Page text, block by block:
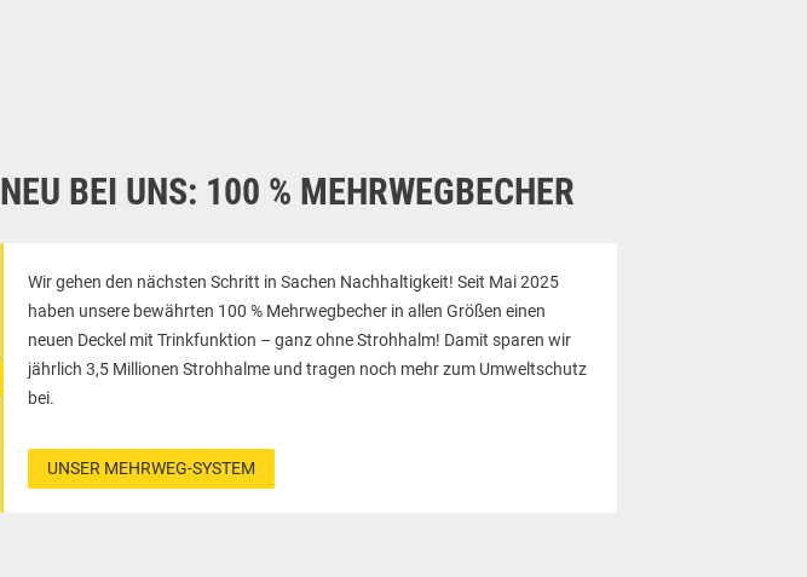
NEU BEI UNS: 100 % MEHRWEGBECHER
Wir gehen den nächsten Schritt in Sachen Nachhaltigkeit! Seit Mai 2025
haben unsere bewährten 100 % Mehrwegbecher in allen Größen einen
neuen Deckel mit Trinkfunktion – ganz ohne Strohhalm! Damit sparen wir
jährlich 3,5 Millionen Strohhalme und tragen noch mehr zum Umweltschutz
bei.
UNSER MEHRWEG-SYSTEM